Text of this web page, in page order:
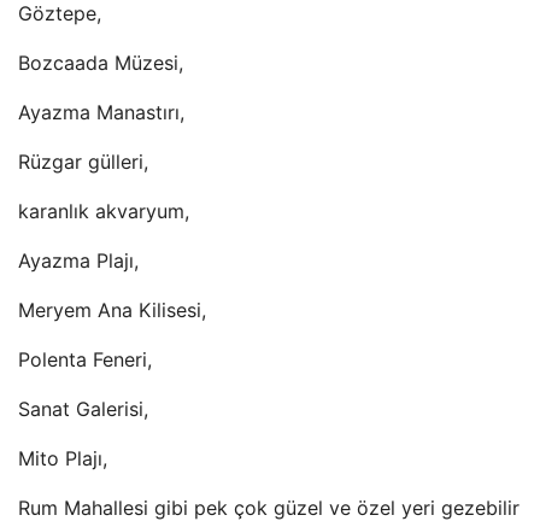
Göztepe,
Bozcaada Müzesi,
Ayazma Manastırı,
Rüzgar gülleri,
karanlık akvaryum,
Ayazma Plajı,
Meryem Ana Kilisesi,
Polenta Feneri,
Sanat Galerisi,
Mito Plajı,
Rum Mahallesi gibi pek çok güzel ve özel yeri gezebilir